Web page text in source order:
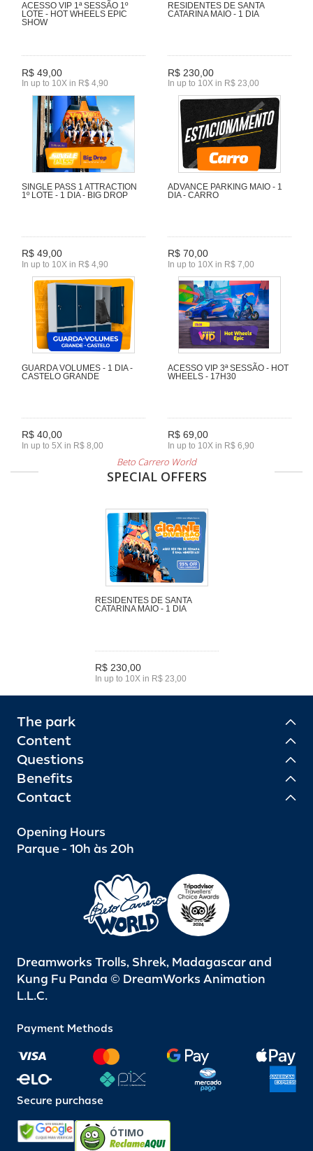
ACESSO VIP 1ª SESSÃO 1º
LOTE - HOT WHEELS EPIC
SHOW
R$ 49,00
In up to 10X in R$ 4,90
RESIDENTES DE SANTA
CATARINA MAIO - 1 DIA
R$ 230,00
In up to 10X in R$ 23,00
SINGLE PASS 1 ATTRACTION
1º LOTE - 1 DIA - BIG DROP
R$ 49,00
In up to 10X in R$ 4,90
ADVANCE PARKING MAIO - 1
DIA - CARRO
R$ 70,00
In up to 10X in R$ 7,00
GUARDA VOLUMES - 1 DIA -
CASTELO GRANDE
R$ 40,00
In up to 5X in R$ 8,00
ACESSO VIP 3ª SESSÃO - HOT
WHEELS - 17H30
R$ 69,00
In up to 10X in R$ 6,90
Beto Carrero World
SPECIAL OFFERS
RESIDENTES DE SANTA
CATARINA MAIO - 1 DIA
R$ 230,00
In up to 10X in R$ 23,00
The park
Content
Questions
Benefits
Contact
Opening Hours
Parque - 10h às 20h
Dreamworks Trolls, Shrek, Madagascar and
Kung Fu Panda © DreamWorks Animation
L.L.C.
Payment Methods
Secure purchase
ÓTIMO